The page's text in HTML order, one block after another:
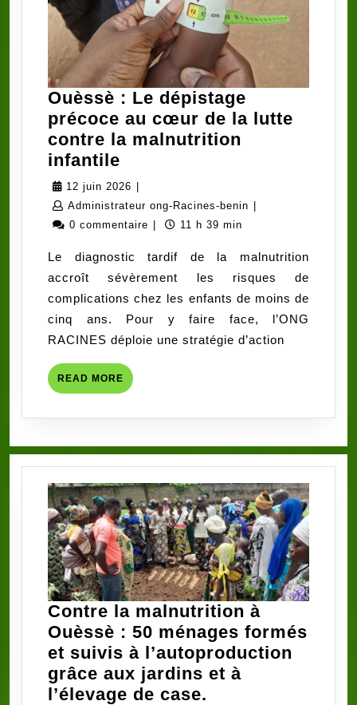
Ouèssè : Le dépistage
précoce au cœur de la lutte
contre la malnutrition
infantile
:
Le
dépistage
au
cœur
de
la
lutte
contre
la
12 juin 2026 12
juin
2026
Administrateur ong-Racines-benin Administrateur
benin
0 commentaire
11 h 39 min
Le diagnostic tardif de la malnutrition
accroît sévèrement les risques de
complications chez les enfants de moins de
cinq ans. Pour y faire face, l’ONG
RACINES déploie une stratégie d’action
READ MORE READ
MORE
Contre la malnutrition à
Ouèssè : 50 ménages formés
et suivis à l’autoproduction
grâce aux jardins et à
l’élevage de case.